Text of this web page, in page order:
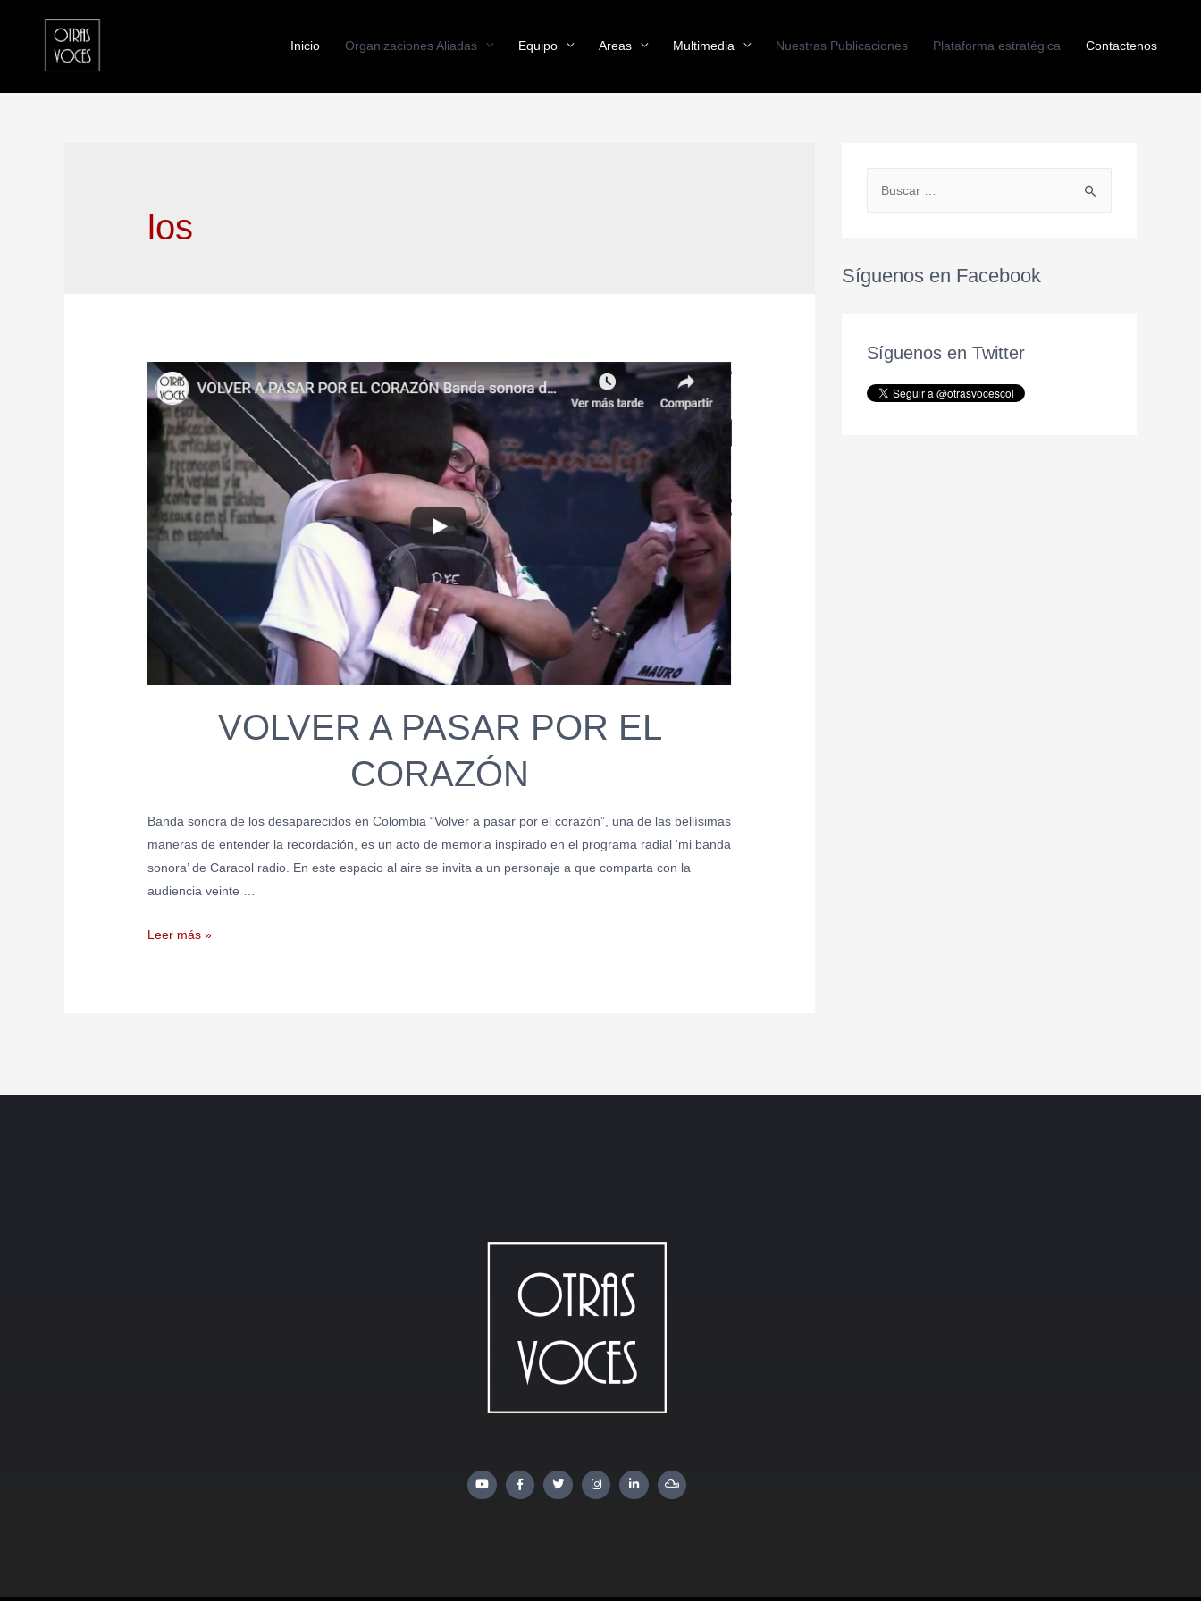
Inicio Organizaciones Aliadas Equipo Areas Multimedia Nuestras Publicaciones Plataforma estratégica Contactenos
los
VOLVER A PASAR POR EL
CORAZÓN
Banda sonora de los desaparecidos en Colombia “Volver a pasar por el corazón”, una de las bellísimas
maneras de entender la recordación, es un acto de memoria inspirado en el programa radial ‘mi banda
sonora’ de Caracol radio. En este espacio al aire se invita a un personaje a que comparta con la
audiencia veinte …
Leer más »
Síguenos en Facebook
Síguenos en Twitter